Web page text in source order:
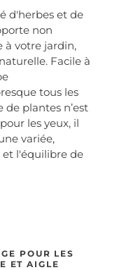
d'herbes et de
non
à votre jardin,
Facile à
tous les
de plantes n’est
les yeux, il
variée,
et l'équilibre de
POUR LES
ET AIGLE